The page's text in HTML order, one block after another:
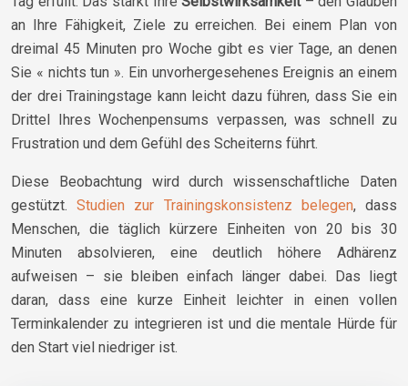
an Ihre Fähigkeit, Ziele zu erreichen. Bei einem Plan von
dreimal 45 Minuten pro Woche gibt es vier Tage, an denen
Sie « nichts tun ». Ein unvorhergesehenes Ereignis an einem
der drei Trainingstage kann leicht dazu führen, dass Sie ein
Drittel Ihres Wochenpensums verpassen, was schnell zu
Frustration und dem Gefühl des Scheiterns führt.
Diese Beobachtung wird durch wissenschaftliche Daten
gestützt.Studien zur Trainingskonsistenz belegen, dass
Menschen, die täglich kürzere Einheiten von 20 bis 30
Minuten absolvieren, eine deutlich höhere Adhärenz
aufweisen – sie bleiben einfach länger dabei. Das liegt
daran, dass eine kurze Einheit leichter in einen vollen
Terminkalender zu integrieren ist und die mentale Hürde für
den Start viel niedriger ist.